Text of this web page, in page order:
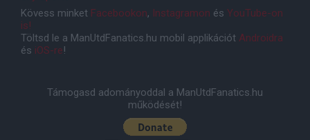
Kövess minket Facebookon, Instagramon és YouTube-on
is!
Töltsd le a ManUtdFanatics.hu mobil applikációt Androidra
és iOS-re!
Támogasd adományoddal a ManUtdFanatics.hu
működését!